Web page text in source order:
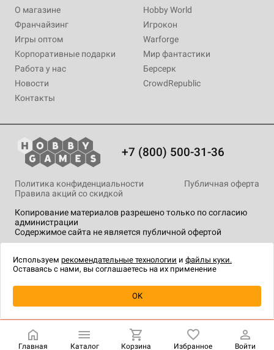
Уведомить о наличии
О магазине
Франчайзинг
Игры оптом
Корпоративные подарки
Работа у нас
Новости
Контакты
Hobby World
Игрокон
Warforge
Мир фантастики
Берсерк
CrowdRepublic
+7 (800) 500-31-36
Копирование материалов разрешено только по согласию
администрации
Содержимое сайта не является публичной офертой
Политика конфиденциальности
Публичная оферта
Правила акций со скидкой
технологии.
Главная Каталог Корзина Избранное Войти
Используем рекомендательные технологии и файлы куки.
Оставаясь с нами, вы соглашаетесь на их применение
OK